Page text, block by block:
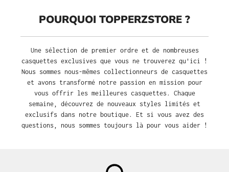
POURQUOI TOPPERZSTORE ?
Une sélection de premier ordre et de nombreuses
casquettes exclusives que vous ne trouverez qu'ici !
Nous sommes nous-mêmes collectionneurs de casquettes
et avons transformé notre passion en mission pour
vous offrir les meilleures casquettes. Chaque
semaine, découvrez de nouveaux styles limités et
exclusifs dans notre boutique. Et si vous avez des
questions, nous sommes toujours là pour vous aider !